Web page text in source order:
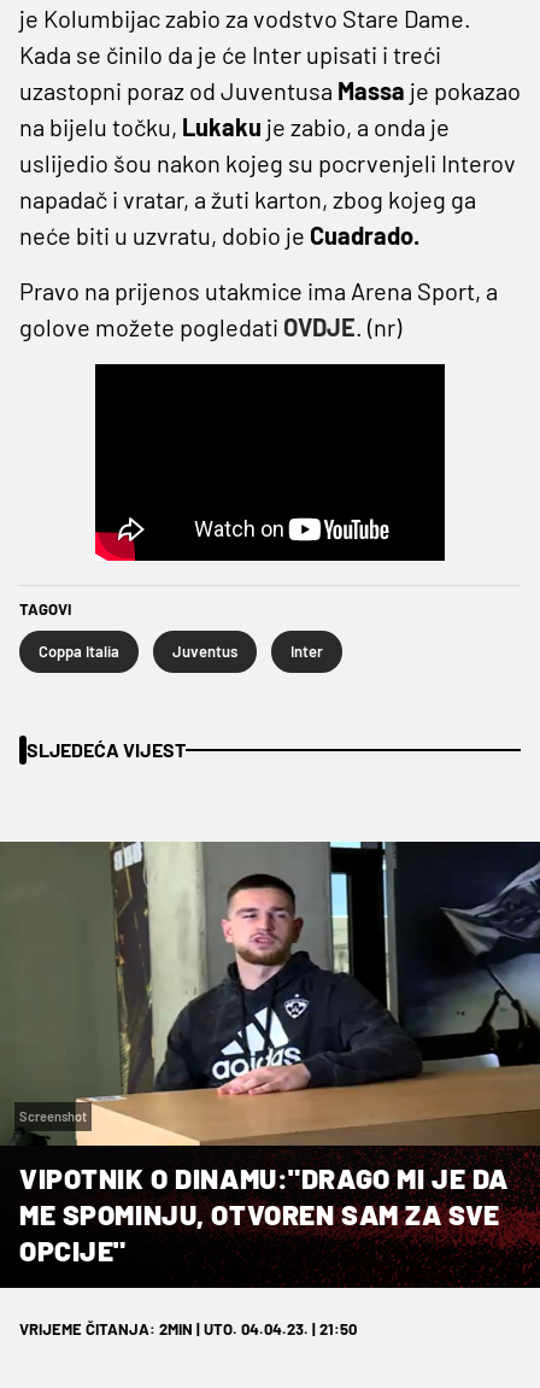
je Kolumbijac zabio za vodstvo Stare Dame.
Kada se činilo da je će Inter upisati i treći
uzastopni poraz od Juventusa Massa je pokazao
na bijelu točku, Lukaku je zabio, a onda je
uslijedio šou nakon kojeg su pocrvenjeli Interov
napadač i vratar, a žuti karton, zbog kojeg ga
neće biti u uzvratu, dobio je Cuadrado.
Pravo na prijenos utakmice ima Arena Sport, a
golove možete pogledati OVDJE. (nr)
TAGOVI
Coppa Italia Juventus Inter
SLJEDEĆA VIJEST
Screenshot
VIPOTNIK O DINAMU:"DRAGO MI JE DA
ME SPOMINJU, OTVOREN SAM ZA SVE
OPCIJE"
VRIJEME ČITANJA: 2MIN | UTO. 04.04.23. | 21:50